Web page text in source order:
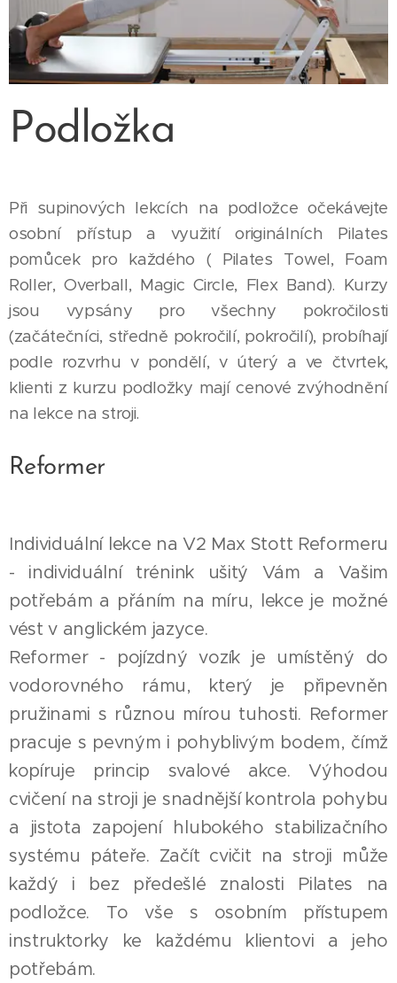
Podložka
Při supinových lekcích na podložce očekávejte
osobní přístup a využití originálních Pilates
pomůcek pro každého ( Pilates Towel, Foam
Roller, Overball, Magic Circle, Flex Band). Kurzy
jsou vypsány pro všechny pokročilosti
(začátečníci, středně pokročilí, pokročilí), probíhají
podle rozvrhu v pondělí, v úterý a ve čtvrtek,
klienti z kurzu podložky mají cenové zvýhodnění
na lekce na stroji.
Reformer
Individuální lekce na V2 Max Stott Reformeru
- individuální trénink ušitý Vám a Vašim
potřebám a přáním na míru, lekce je možné
vést v anglickém jazyce.
Reformer - pojízdný vozík je umístěný do
vodorovného rámu, který je připevněn
pružinami s různou mírou tuhosti. Reformer
pracuje s pevným i pohyblivým bodem, čímž
kopíruje princip svalové akce. Výhodou
cvičení na stroji je snadnější kontrola pohybu
a jistota zapojení hlubokého stabilizačního
systému páteře. Začít cvičit na stroji může
každý i bez předešlé znalosti Pilates na
podložce. To vše s osobním přístupem
instruktorky ke každému klientovi a jeho
potřebám.